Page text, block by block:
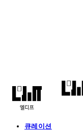
큐레이션